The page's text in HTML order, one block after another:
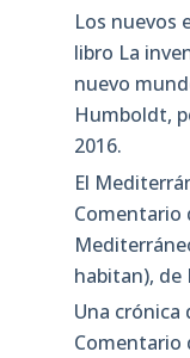
Los nuevos
libro La
nuevo
Humboldt,
2016.
El
Comentario
habitan), de
Una crónica
Comentario